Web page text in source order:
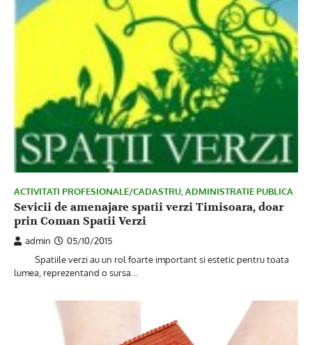
ACTIVITATI PROFESIONALE/CADASTRU ADMINISTRATIE PUBLICA
Sevicii de amenajare spatii verzi Timisoara, doar
prin Coman Spatii Verzi
admin
05/10/2015
Spatiile verzi au un rol foarte important si estetic pentru toata
lumea, reprezentand o sursa…